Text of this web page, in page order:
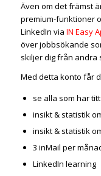
Även om det främst
premium-funktioner
LinkedIn via IN Easy
över jobbsökande
skiljer dig från andra
Med detta konto får
se alla som har
insikt & statistik
insikt & statistik
3 inMail per
LinkedIn learning